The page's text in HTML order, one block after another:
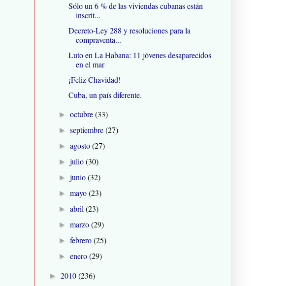
Sólo un 6 % de las viviendas cubanas están
inscrit...
Decreto-Ley 288 y resoluciones para la
compraventa...
Luto en La Habana: 11 jóvenes desaparecidos
en el mar
¡Feliz Chavidad!
Cuba, un país diferente.
►octubre(33)
►septiembre(27)
►agosto(27)
►julio(30)
►junio(32)
►mayo(23)
►abril(23)
►marzo(29)
►febrero(25)
►enero(29)
► 2010(236)